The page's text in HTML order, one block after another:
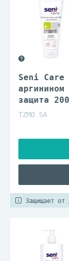
Seni Care
защита
TZMO SA
Защищает от